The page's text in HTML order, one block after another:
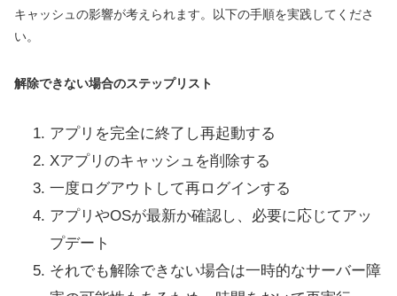
キャッシュの影響が考えられます。以下の手順を実践してくださ
い。
解除できない場合のステップリスト
アプリを完全に終了し再起動する
Xアプリのキャッシュを削除する
一度ログアウトして再ログインする
アプリやOSが最新か確認し、必要に応じてアッ
プデート
それでも解除できない場合は一時的なサーバー障